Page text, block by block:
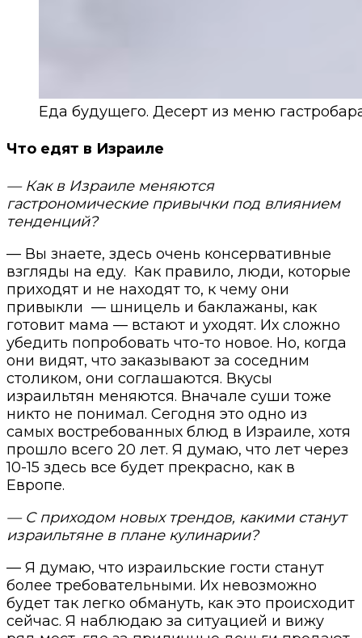
Еда будущего. Десерт из меню
Что едят в Израиле
— Как в Израиле меняются
гастрономические привычки под влиянием
тенденций?
— Вы знаете, здесь очень консервативные
взгляды на еду. Как правило, люди, которые
приходят и не находят то, к чему они
привыкли — шницель и баклажаны, как
готовит мама — встают и уходят. Их сложно
убедить попробовать что-то новое. Но, когда
они видят, что заказывают за соседним
столиком, они соглашаются. Вкусы
израильтян меняются. Вначале суши тоже
никто не понимал. Сегодня это одно из
самых востребованных блюд в Израиле, хотя
прошло всего 20 лет. Я думаю, что лет через
10-15 здесь все будет прекрасно, как в
Европе.
— С приходом новых трендов, какими станут
израильтяне в плане кулинарии?
— Я думаю, что израильские гости станут
более требовательными. Их невозможно
будет так легко обмануть, как это происходит
сейчас. Я наблюдаю за ситуацией и вижу